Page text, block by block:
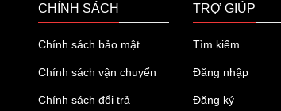
CHÍNH SÁCH
Chính sách bảo mật
Chính sách vận chuyển
Chính sách đổi trả
TRỢ GIÚP
Tìm kiếm
Đăng nhập
Đăng ký